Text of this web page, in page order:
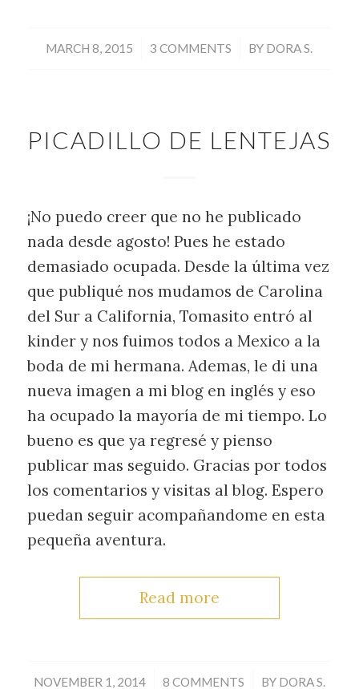
MARCH 8, 2015
/ 3 COMMENTS
/ BY DORA S.
PICADILLO DE LENTEJAS
¡No puedo creer que no he publicado
nada desde agosto! Pues he estado
demasiado ocupada. Desde la última vez
que publiqué nos mudamos de Carolina
del Sur a California, Tomasito entró al
kinder y nos fuimos todos a Mexico a la
boda de mi hermana. Ademas, le di una
nueva imagen a mi blog en inglés y eso
ha ocupado la mayoría de mi tiempo. Lo
bueno es que ya regresé y pienso
publicar mas seguido. Gracias por todos
los comentarios y visitas al blog. Espero
puedan seguir acompañandome en esta
pequeña aventura.
Read more
NOVEMBER 1, 2014
/ 8 COMMENTS
/ BY DORA S.